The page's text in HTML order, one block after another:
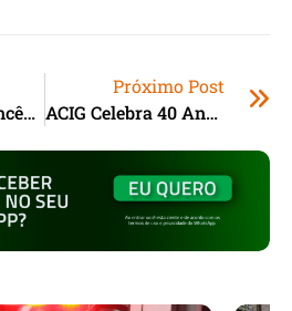
Parlamento Francês Reafirma Oposição Ao Acordo UE-Mercosul
Próximo Post
ACIG Celebra 40 Anos E Homenageia Empresários Em Garopaba